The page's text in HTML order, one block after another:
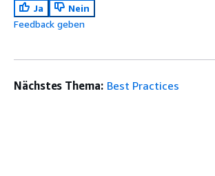
Ja
Nein
Feedback geben
Nächstes Thema: Best Practices